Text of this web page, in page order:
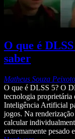
O que é
saber
Matheus Souza Peixoto
O que é DLSS 5? O
tecnologia
Inteligência Artificial
jogos. Na
calcular
extremamente